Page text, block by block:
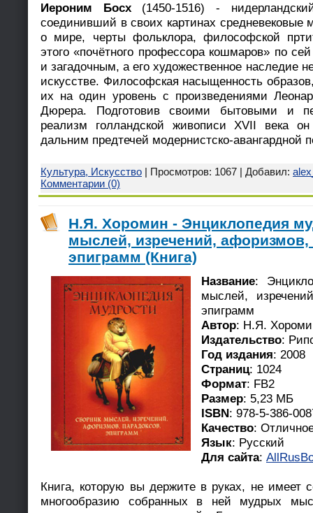
Иероним Босх (1450-1516) -
соединивший в своих картинах средневековые
о мире, черты фольклора, философской
этого «почётного профессора кошмаров» по
и загадочным, а его художественное наследие
искусстве. Философская насыщенность
их на один уровень с произведениями
Дюрера. Подготовив своими бытовыми и
реализм голландской живописи XVII века
дальним предтечей модернистско-авангардной
Культура, Искусство | Просмотров: 1067 | Добавил:
Комментарии (0)
Н.Я. Хоромин - Энциклопедия
мыслей, изречений, афоризмов,
эпиграмм (Книга)
Название:
мыслей,
эпиграмм
Автор: Н.Я.
Издательство:
Год издания: 2008
Страниц: 1024
Формат: FB2
Размер: 5,23 МБ
ISBN: 978-5-386-
Качество:
Язык: Русский
Для сайта:
Книга, которую вы держите в руках, не имеет
многообразию собранных в ней мудрых